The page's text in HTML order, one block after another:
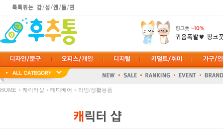
HOME > 캐릭터샵 > 테디베어 > 리빙/생활용품